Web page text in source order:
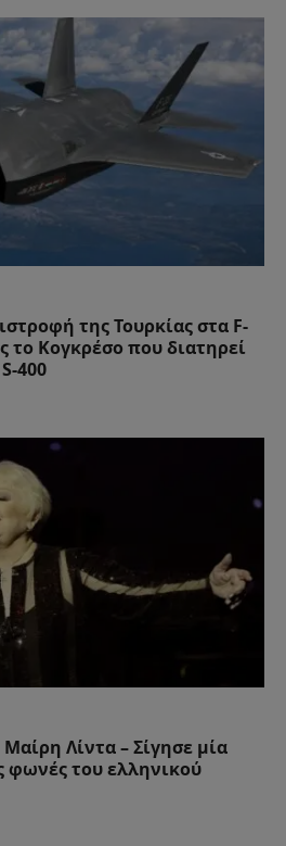
της Τουρκίας στα F-
το Κογκρέσο που διατηρεί
400
Λίντα – Σίγησε μία
φωνές του ελληνικού